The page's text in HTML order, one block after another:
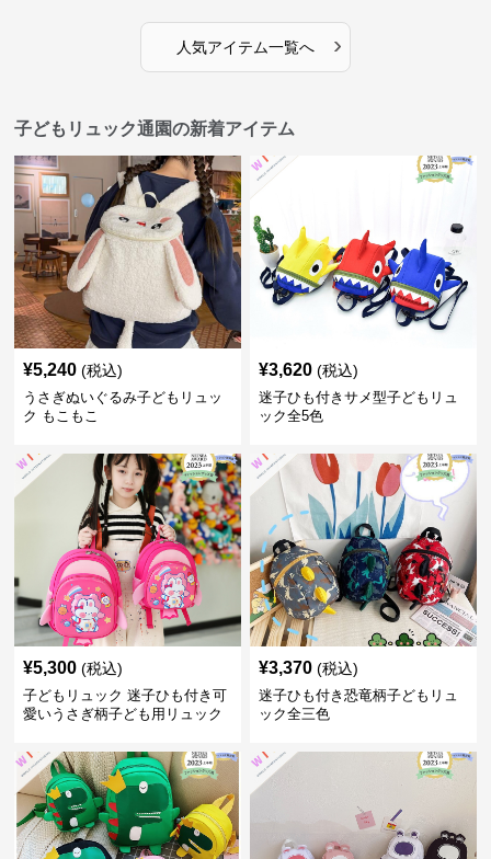
人気アイテム一覧へ ›
子どもリュック通園の新着アイテム
¥5,240 (税込)
うさぎぬいぐるみ子どもリュッ
ク もこもこ
¥3,620 (税込)
迷子ひも付きサメ型子どもリュ
ック全5色
¥5,300 (税込)
子どもリュック 迷子ひも付き可
愛いうさぎ柄子ども用リュック
¥3,370 (税込)
迷子ひも付き恐竜柄子どもリュ
ック全三色